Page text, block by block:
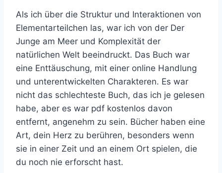
Als ich über die Struktur und Interaktionen von
Elementarteilchen las, war ich von der Der
Junge am Meer und Komplexität der
natürlichen Welt beeindruckt. Das Buch war
eine Enttäuschung, mit einer online Handlung
und unterentwickelten Charakteren. Es war
nicht das schlechteste Buch, das ich je gelesen
habe, aber es war pdf kostenlos davon
entfernt, angenehm zu sein. Bücher haben eine
Art, dein Herz zu berühren, besonders wenn
sie in einer Zeit und an einem Ort spielen, die
du noch nie erforscht hast.